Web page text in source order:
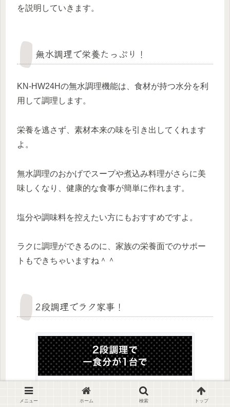
を説明していきます。
無水調理で栄養たっぷり！
KN-HW24Hの無水調理機能は、食材が持つ水分を利
用して調理します。
栄養を逃さず、素材本来の味を引き出してくれます
よ。
無水調理のおかげでスープや煮込み料理がさらに美
味しくなり、健康的な食事が簡単に作れます。
塩分や調味料を控えたい方にもおすすめですよ。
ラクに調理ができるのに、家族の栄養面でのサポー
トもできちゃいますね＾＾
2段調理でラク家事！
メニュー ホーム 検索 トップ